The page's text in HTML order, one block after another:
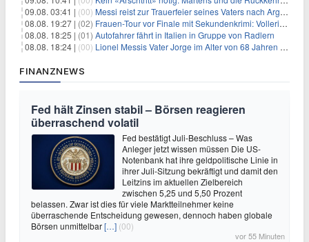
09.08. 03:41 | (00) Messi reist zur Trauerfeier seines Vaters nach Argentinien
08.08. 19:27 | (02) Frauen-Tour vor Finale mit Sekundenkrimi: Vollering in Gelb
08.08. 18:25 | (01) Autofahrer fährt in Italien in Gruppe von Radlern
08.08. 18:24 | (00) Lionel Messis Vater Jorge im Alter von 68 Jahren gestorben
FINANZNEWS
Fed hält Zinsen stabil – Börsen reagieren
überraschend volatil
Fed bestätigt Juli-Beschluss – Was
Anleger jetzt wissen müssen Die US-
Notenbank hat ihre geldpolitische Linie in
ihrer Juli-Sitzung bekräftigt und damit den
Leitzins im aktuellen Zielbereich
zwischen 5,25 und 5,50 Prozent
belassen. Zwar ist dies für viele Marktteilnehmer keine
überraschende Entscheidung gewesen, dennoch haben globale
Börsen unmittelbar[…] (00)
vor 55 Minuten